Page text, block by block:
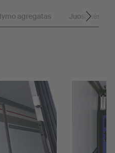
agregatas Juostinės